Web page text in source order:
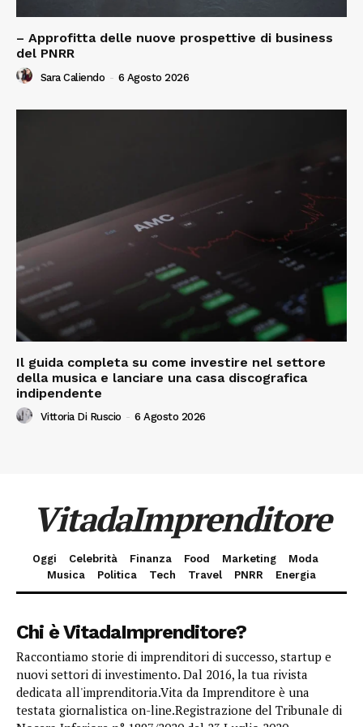
– Approfitta delle nuove prospettive di business
del PNRR
Sara Caliendo - 6 Agosto 2026
Il guida completa su come investire nel settore
della musica e lanciare una casa discografica
indipendente
Vittoria Di Ruscio - 6 Agosto 2026
VitadaImprenditore
Oggi Celebrità Finanza Food Marketing
Moda
Musica
Politica Tech Travel PNRR Energia
Chi è VitadaImprenditore?
Raccontiamo storie di imprenditori di successo, startup e
nuovi settori di investimento. Dal 2016, la tua rivista
dedicata all'imprenditoria.Vita da Imprenditore è una
testata giornalistica on-line.Registrazione del Tribunale di